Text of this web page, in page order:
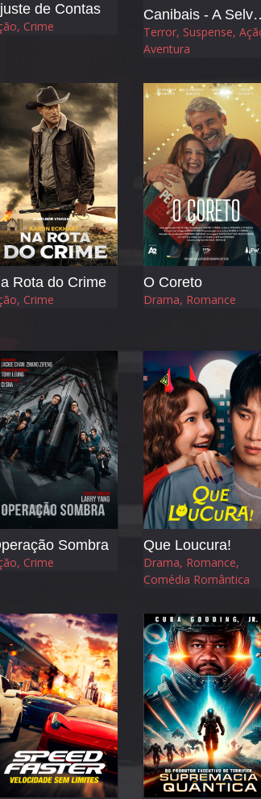
de Contas
Crime
Canibais
Terror, Suspense,
Aventura
Rota do Crime
Crime
O Coreto
Drama, Romance
Sombra
Crime
Que Loucura!
Drama, Romance,
Comédia Romântica